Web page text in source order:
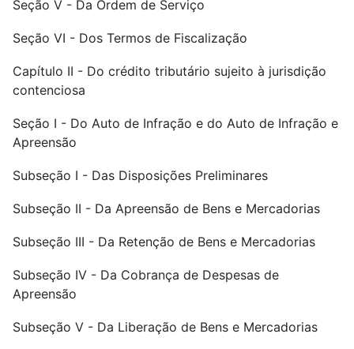
Seção V - Da Ordem de Serviço
Seção VI - Dos Termos de Fiscalização
Capítulo II - Do crédito tributário sujeito à jurisdição
contenciosa
Seção I - Do Auto de Infração e do Auto de Infração e
Apreensão
Subseção I - Das Disposições Preliminares
Subseção II - Da Apreensão de Bens e Mercadorias
Subseção III - Da Retenção de Bens e Mercadorias
Subseção IV - Da Cobrança de Despesas de
Apreensão
Subseção V - Da Liberação de Bens e Mercadorias